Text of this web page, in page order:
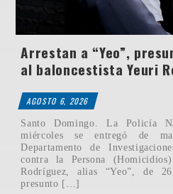
Arrestan a “Yeo”,
al baloncestista Yeuri
AGOSTO 6, 2026
Santo Domingo. La Policía
miércoles se entregó de
Departamento de
contra la Persona
Rodríguez, alias “Yeo”, de
presunto […]